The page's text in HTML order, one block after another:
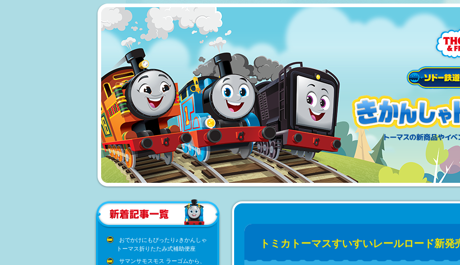
おでかけにもぴったり♪きかんしゃ
トーマス折りたたみ式補助便座
サマンサモスモス ラーゴムから、
トミカトーマスすいすいレールロード新